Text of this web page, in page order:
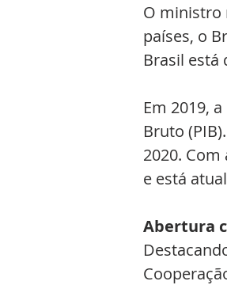
O ministro
países, o
Brasil está
Em 2019,
Bruto
2020.
e está
Abertura